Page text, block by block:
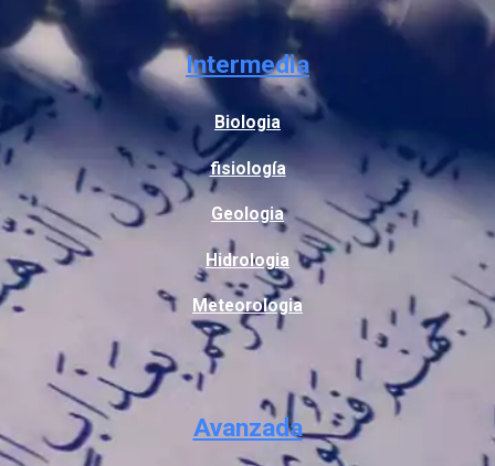
Intermedia
Biologia
fisiología
Geologia
Hidrologia
Meteorologia
Avanzada